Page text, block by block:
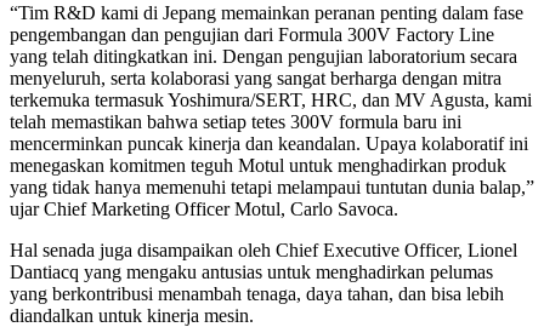
“Tim R&D kami di Jepang memainkan peranan penting dalam fase
pengembangan dan pengujian dari Formula 300V Factory Line
yang telah ditingkatkan ini. Dengan pengujian laboratorium secara
menyeluruh, serta kolaborasi yang sangat berharga dengan mitra
terkemuka termasuk Yoshimura/SERT, HRC, dan MV Agusta, kami
telah memastikan bahwa setiap tetes 300V formula baru ini
mencerminkan puncak kinerja dan keandalan. Upaya kolaboratif ini
menegaskan komitmen teguh Motul untuk menghadirkan produk
yang tidak hanya memenuhi tetapi melampaui tuntutan dunia balap,”
ujar Chief Marketing Officer Motul, Carlo Savoca.
Hal senada juga disampaikan oleh Chief Executive Officer, Lionel
Dantiacq yang mengaku antusias untuk menghadirkan pelumas
yang berkontribusi menambah tenaga, daya tahan, dan bisa lebih
diandalkan untuk kinerja mesin.